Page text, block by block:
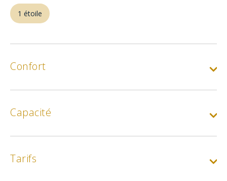
1 étoile
Confort
Capacité
Tarifs